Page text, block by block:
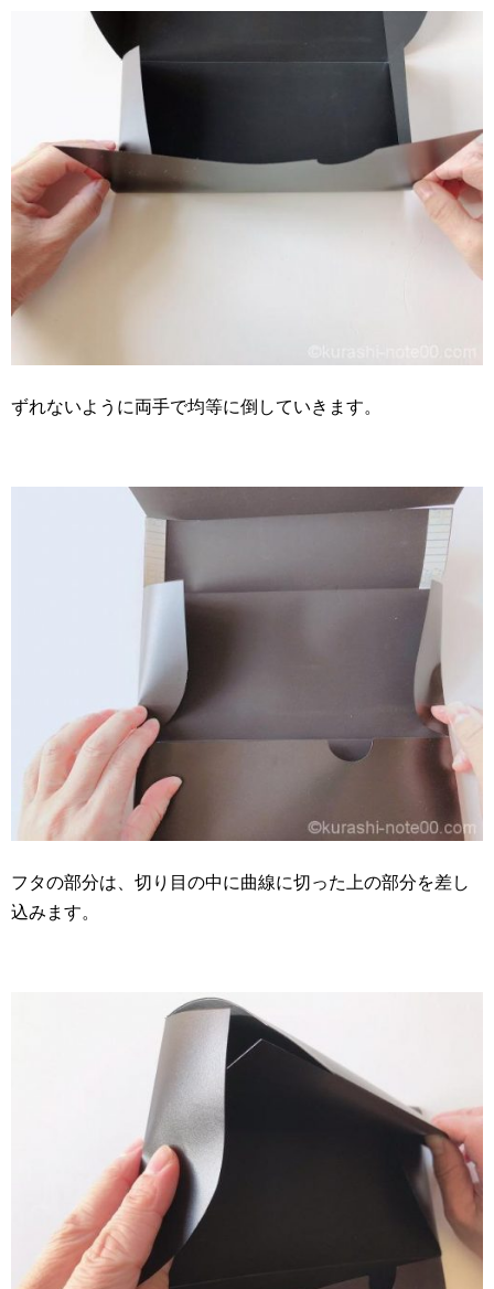
ずれないように両手で均等に倒していきます。
フタの部分は、切り目の中に曲線に切った上の部分を差し
込みます。